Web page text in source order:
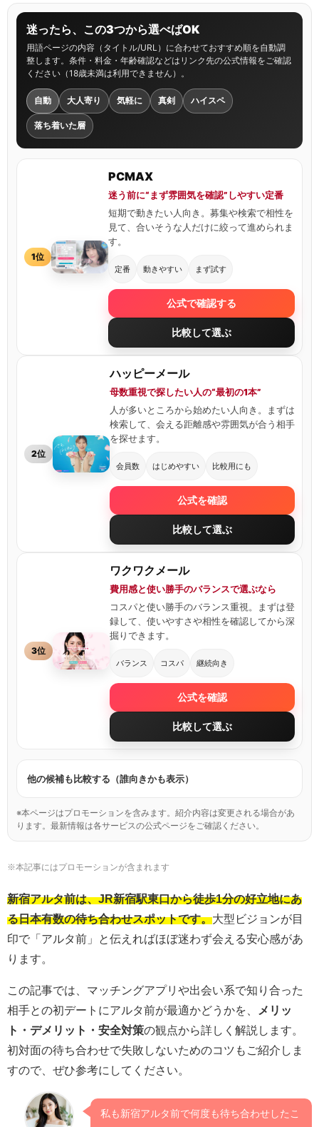
迷ったら、この3つから選べばOK
用語ページの内容（タイトル/URL）に合わせておすすめ順を自動調
整します。条件・料金・年齢確認などはリンク先の公式情報をご確認
ください（18歳未満は利用できません）。
自動 大人寄り 気軽に 真剣 ハイスペ
落ち着いた層
1位
PCMAX
迷う前に“まず雰囲気を確認”しやすい定番
短期で動きたい人向き。募集や検索で相性を
見て、合いそうな人だけに絞って進められま
す。
定番 動きやすい まず試す
公式で確認する
比較して選ぶ
2位
ハッピーメール
母数重視で探したい人の“最初の1本”
人が多いところから始めたい人向き。まずは
検索して、会える距離感や雰囲気が合う相手
を探せます。
会員数 はじめやすい 比較用にも
公式を確認
比較して選ぶ
3位
ワクワクメール
費用感と使い勝手のバランスで選ぶなら
コスパと使い勝手のバランス重視。まずは登
録して、使いやすさや相性を確認してから深
掘りできます。
バランス コスパ 継続向き
公式を確認
比較して選ぶ
他の候補も比較する（誰向きかも表示）
※本ページはプロモーションを含みます。紹介内容は変更される場合があ
ります。最新情報は各サービスの公式ページをご確認ください。
※本記事にはプロモーションが含まれます
新宿アルタ前は、JR新宿駅東口から徒歩1分の好立地にあ
る日本有数の待ち合わせスポットです。大型ビジョンが目
印で「アルタ前」と伝えればほぼ迷わず会える安心感があ
ります。
この記事では、マッチングアプリや出会い系で知り合った
相手との初デートにアルタ前が最適かどうかを、
メリッ
ト・デメリット・安全対策の観点から詳しく解説します。
初対面の待ち合わせで失敗しないためのコツもご紹介しま
すので、ぜひ参考にしてください。
私も新宿アルタ前で何度も待ち合わせしたこ